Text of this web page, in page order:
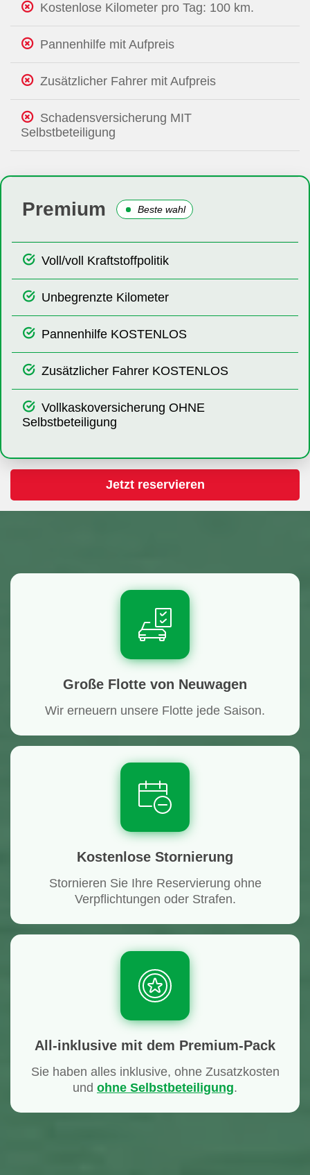
Kostenlose Kilometer pro Tag: 100 km.
Pannenhilfe mit Aufpreis
Zusätzlicher Fahrer mit Aufpreis
Schadensversicherung MIT
Selbstbeteiligung
Premium Beste wahl
Voll/voll Kraftstoffpolitik
Unbegrenzte Kilometer
Pannenhilfe KOSTENLOS
Zusätzlicher Fahrer KOSTENLOS
Vollkaskoversicherung OHNE
Selbstbeteiligung
Jetzt reservieren
Große Flotte von Neuwagen
Wir erneuern unsere Flotte jede Saison.
Kostenlose Stornierung
Stornieren Sie Ihre Reservierung ohne
Verpflichtungen oder Strafen.
All-inklusive mit dem Premium-Pack
Sie haben alles inklusive, ohne Zusatzkosten
und ohne Selbstbeteiligung.